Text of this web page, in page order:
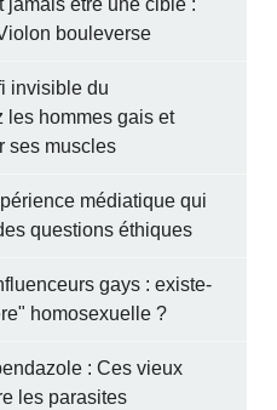
bouleverse
invisible du
les hommes gais et
ses muscles
médiatique qui
questions éthiques
gays : existe-
homosexuelle ?
: Ces vieux
les parasites